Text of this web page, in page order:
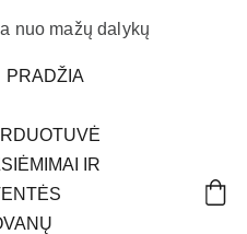
nuo mažų dalykų
PRADŽIA
IR